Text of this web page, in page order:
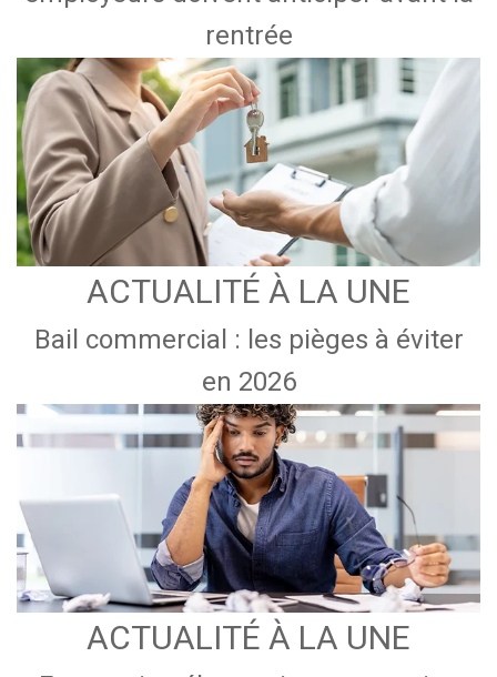
rentrée
ACTUALITÉ À LA UNE
Bail commercial : les pièges à éviter
en 2026
ACTUALITÉ À LA UNE